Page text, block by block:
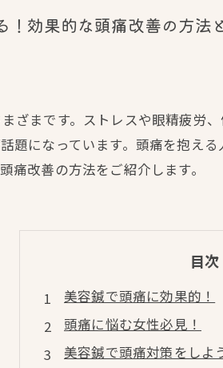
効果的な頭痛改善の方法
ざまです。ストレスや眼精疲労
題になっています。頭痛を抱え
痛改善の方法をご紹介します。
目次
美容鍼で頭痛に効果的！
頭痛に悩む女性必見！
美容鍼で頭痛対策をしよ